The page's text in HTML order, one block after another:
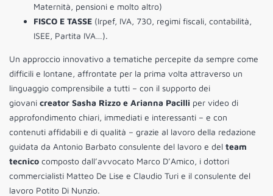
Maternità, pensioni e molto altro)
FISCO E TASSE (Irpef, IVA, 730, regimi fiscali, contabilità,
ISEE, Partita IVA…).
Un approccio innovativo a tematiche percepite da sempre come
difficili e lontane, affrontate per la prima volta attraverso un
linguaggio comprensibile a tutti – con il supporto dei
giovani creator Sasha Rizzo e Arianna Pacilli per video di
approfondimento chiari, immediati e interessanti – e con
contenuti affidabili e di qualità – grazie al lavoro della redazione
guidata da Antonio Barbato consulente del lavoro e del team
tecnico composto dall’avvocato Marco D’Amico, i dottori
commercialisti Matteo De Lise e Claudio Turi e il consulente del
lavoro Potito Di Nunzio.